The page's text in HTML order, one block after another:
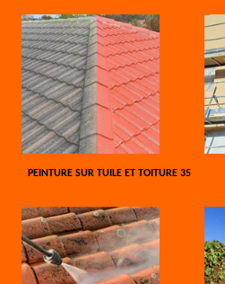
PEINTURE SUR TUILE ET TOITURE 35